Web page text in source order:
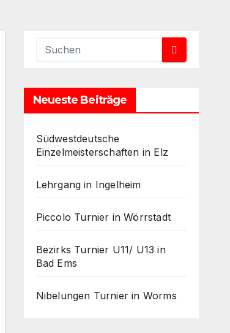
Neueste Beiträge
Südwestdeutsche
Einzelmeisterschaften in Elz
Lehrgang in Ingelheim
Piccolo Turnier in Wörrstadt
Bezirks Turnier U11/ U13 in
Bad Ems
Nibelungen Turnier in Worms